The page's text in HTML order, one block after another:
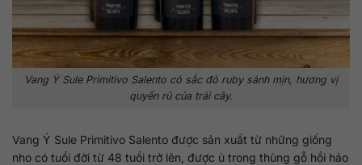
Vang Ý Sule Primitivo Salento có sắc đỏ ruby sánh mịn, hương vị
quyến rũ của trái cây.
Vang Ý Sule Primitivo Salento được sản xuất từ những giống
nho có tuổi đời từ 48 tuổi trở lên, được ủ trong thùng gỗ hồi hảo